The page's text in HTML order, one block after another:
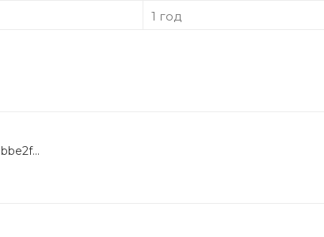
1 год
614261_195162184_90bbe2f046a9c5bc8bad30f5e2836ab9